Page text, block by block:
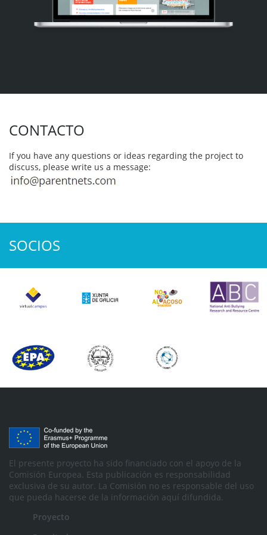
CONTACTO
If you have any questions or ideas regarding the project to
discuss, please write us a message:
SOCIOS
El presente proyecto ha sido financiado con el apoyo de la
Comisión Europea. Esta publicación es responsabilidad
exclusiva de su autor. La Comisión no es responsable del uso
que pueda hacerse de la información aquí difundida.
Proyecto